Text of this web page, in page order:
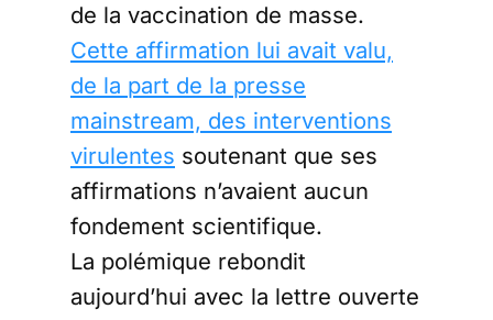
de la vaccination de masse.
Cette affirmation lui avait valu,
de la part de la presse
mainstream, des interventions
virulentes soutenant que ses
affirmations n’avaient aucun
fondement scientifique.
La polémique rebondit
aujourd’hui avec la lettre ouverte